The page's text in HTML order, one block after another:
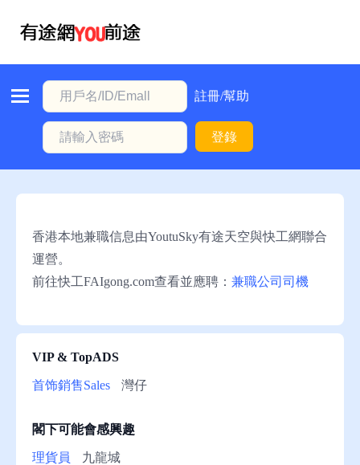
註冊/幫助
登錄
首
本
信
息
冊/
幫
助
香港本地兼職信息由YoutuSky有途天空與快工網聯合
運營。
前往快工FAIgong.com查看並應聘： 兼職公司司機
VIP & TopADS
首饰銷售Sales 灣仔
閣下可能會感興趣
理貨員
九龍城